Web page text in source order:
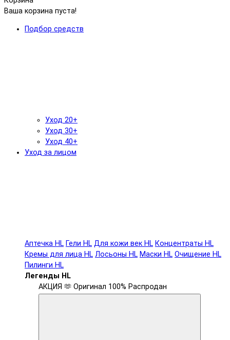
Ваша корзина пуста!
Подбор средств
Уход 20+
Уход 30+
Уход 40+
Уход за лицом
Аптечка HL Гели HL Для кожи век HL Концентраты HL
Кремы для лица HL Лосьоны HL Маски HL Очищение HL
Пилинги HL
Легенды HL
АКЦИЯ 🫶 Оригинал 100% Распродан